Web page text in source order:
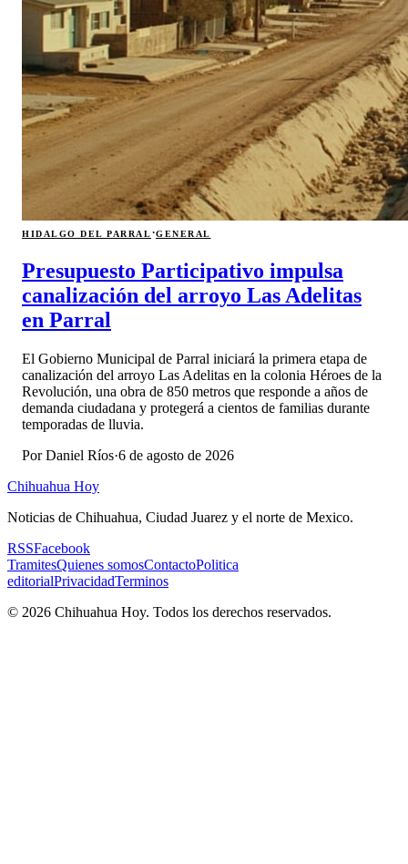
HIDALGO DEL PARRAL·GENERAL
Presupuesto Participativo impulsa
canalización del arroyo Las Adelitas
en Parral
El Gobierno Municipal de Parral iniciará la primera etapa de
canalización del arroyo Las Adelitas en la colonia Héroes de la
Revolución, una obra de 850 metros que responde a años de
demanda ciudadana y protegerá a cientos de familias durante
temporadas de lluvia.
PorDaniel Ríos·6 de agosto de 2026
Chihuahua Hoy
Noticias de Chihuahua, Ciudad Juarez y el norte de Mexico.
RSSFacebook
TramitesQuienes somosContactoPolitica
editorialPrivacidadTerminos
© 2026 Chihuahua Hoy. Todos los derechos reservados.